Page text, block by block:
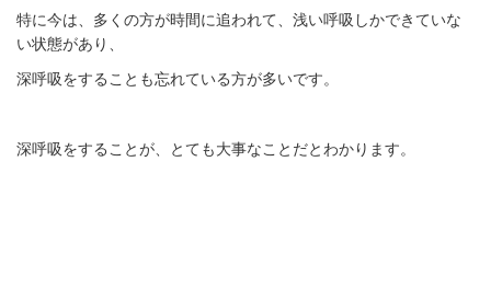
特に今は、多くの方が時間に追われて、浅い呼吸しかできていな
い状態があり、
深呼吸をすることも忘れている方が多いです。
深呼吸をすることが、とても大事なことだとわかります。